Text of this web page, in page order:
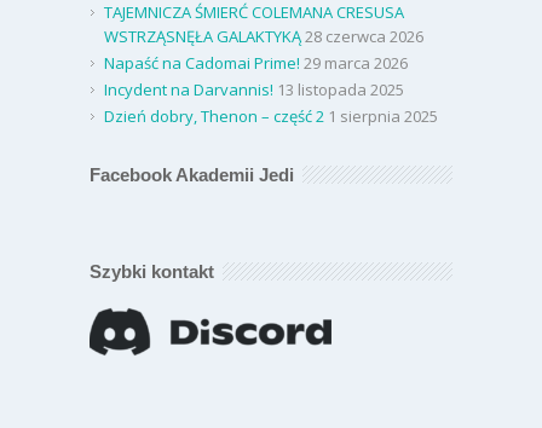
TAJEMNICZA ŚMIERĆ COLEMANA CRESUSA
WSTRZĄSNĘŁA GALAKTYKĄ28 czerwca 2026
Napaść na Cadomai Prime! 29 marca 2026
Incydent na Darvannis! 13 listopada 2025
Dzień dobry, Thenon – część 2 1 sierpnia 2025
Facebook Akademii Jedi
Szybki kontakt